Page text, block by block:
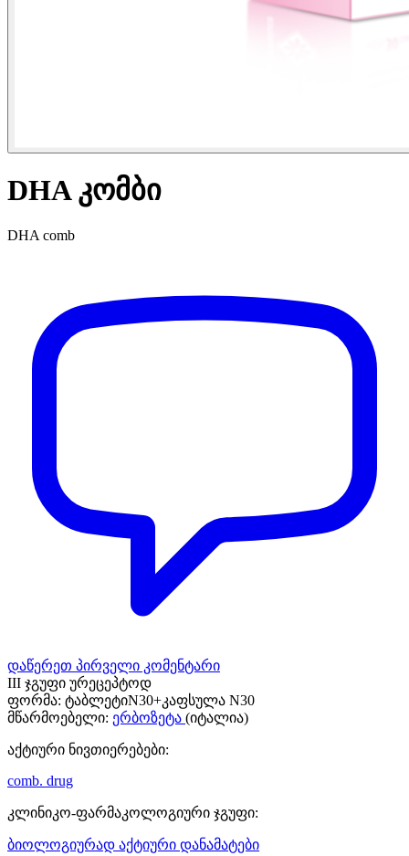
DHA კომბი
DHA comb
დაწერეთ პირველი კომენტარი
III ჯგუფი ურეცეპტოდ
ფორმა: ტაბლეტიN30+კაფსულა N30
მწარმოებელი: ერბოზეტა (იტალია)
აქტიური ნივთიერებები:
comb. drug
კლინიკო-ფარმაკოლოგიური ჯგუფი:
ბიოლოგიურად აქტიური დანამატები